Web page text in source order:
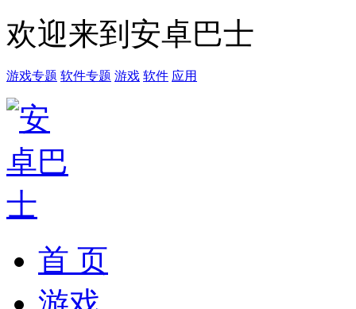
欢迎来到安卓巴士
游戏专题 软件专题 游戏 软件 应用
首 页